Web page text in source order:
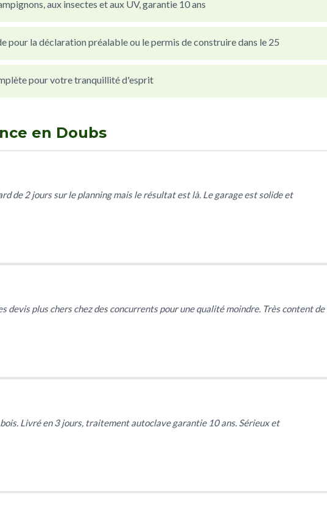
aux insectes et aux UV, garantie 10 ans
pour la déclaration préalable ou le permis de construire dans le 25
pour votre tranquillité d'esprit
en Doubs
de 2 jours sur le planning mais le résultat est là. Le garage est solide et
devis plus chers chez des concurrents pour une qualité moindre. Très content de
Livré en 3 jours, traitement autoclave garantie 10 ans. Sérieux et